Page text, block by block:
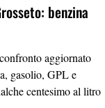
benzina
aggiornato
gasolio, GPL e
centesimo al litro